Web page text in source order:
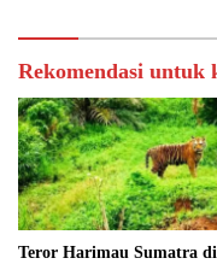
Rekomendasi untuk
Teror Harimau Sumatra di